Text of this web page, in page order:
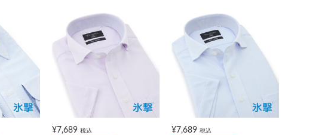
¥7,689 税込 ¥7,689 税込